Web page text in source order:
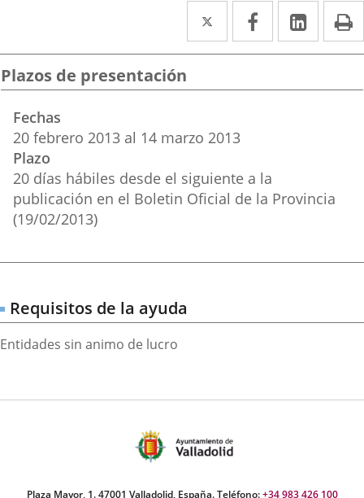
Twitter
Enlace
a
aplicación
Facebook
Enlace
a
aplicación
Enlace
a
Plazos de presentación
Fechas
20 febrero 2013 al 14 marzo 2013
Plazo
20 días hábiles desde el siguiente a la
publicación en el Boletin Oficial de la Provincia
(19/02/2013)
Requisitos de la ayuda
Entidades sin animo de lucro
Plaza Mayor, 1. 47001 Valladolid, España. Teléfono:+34 983 426 100